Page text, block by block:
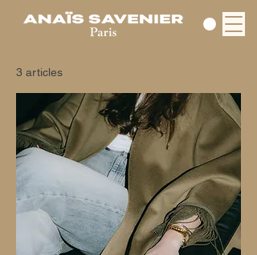
3 articles